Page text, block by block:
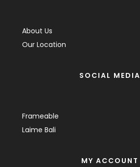
About Us
Our Location
SOCIAL MEDIA
Frameable
Laime Bali
MY ACCOUNT